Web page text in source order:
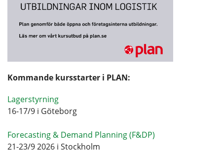
Kommande kursstarter i PLAN:
Lagerstyrning
16-17/9 i Göteborg
Forecasting & Demand Planning (F&DP)
21-23/9 2026 i Stockholm